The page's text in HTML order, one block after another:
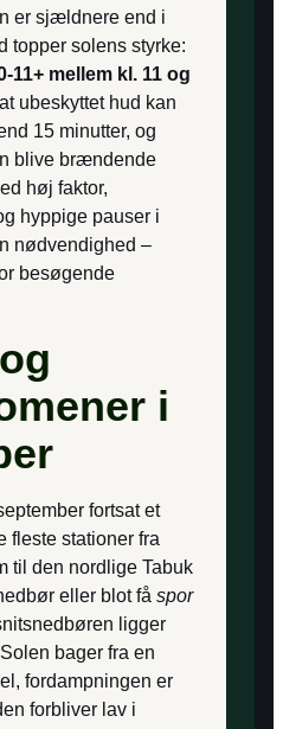
er sjældnere end i
topper solens styrke:
11+ mellem kl. 11 og
ubeskyttet hud kan
15 minutter, og
blive brændende
høj faktor,
hyppige pauser i
nødvendighed –
besøgende
i
fortsat et
fleste stationer fra
til den nordlige Tabuk
eller blot få spor
ligger
bager fra en
fordampningen er
forbliver lav i